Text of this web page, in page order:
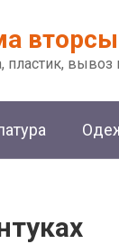
пластик, вывоз